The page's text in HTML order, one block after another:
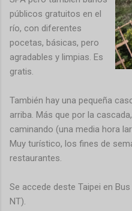
públicos gratuitos en el
río, con diferentes
pocetas, básicas, pero
agradables y limpias. Es
gratis.
También hay una pequeña
arriba. Más que por la
caminando (una media hora
Muy turístico, los fines de
restaurantes.
Se accede deste Taipei en
NT).